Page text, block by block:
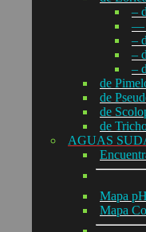
–
—
–
–
–
de
de
de
de
AGUAS
Mapa pH
Mapa